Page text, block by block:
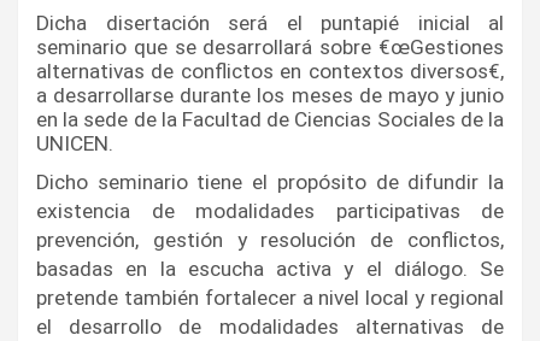
Dicha disertación será el puntapié inicial al
seminario que se desarrollará sobre €œGestiones
alternativas de conflictos en contextos diversos€,
a desarrollarse durante los meses de mayo y junio
en la sede de la Facultad de Ciencias Sociales de la
UNICEN.
Dicho seminario tiene el propósito de difundir la
existencia de modalidades participativas de
prevención, gestión y resolución de conflictos,
basadas en la escucha activa y el diálogo. Se
pretende también fortalecer a nivel local y regional
el desarrollo de modalidades alternativas de